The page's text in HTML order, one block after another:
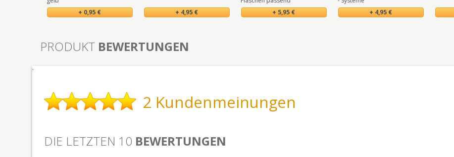
+ 0,95 €
+ 4,95 €
+ 5,95 €
+ 4,95 €
PRODUKT BEWERTUNGEN
'
2 Kundenmeinungen
DIE LETZTEN 10 BEWERTUNGEN